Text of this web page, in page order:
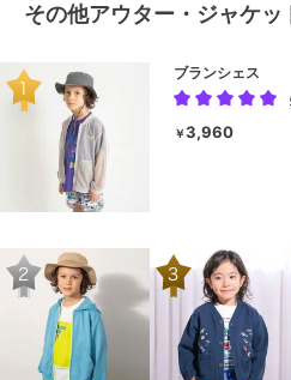
その他アウター・ジャケ
ブランシェス
￥3,960